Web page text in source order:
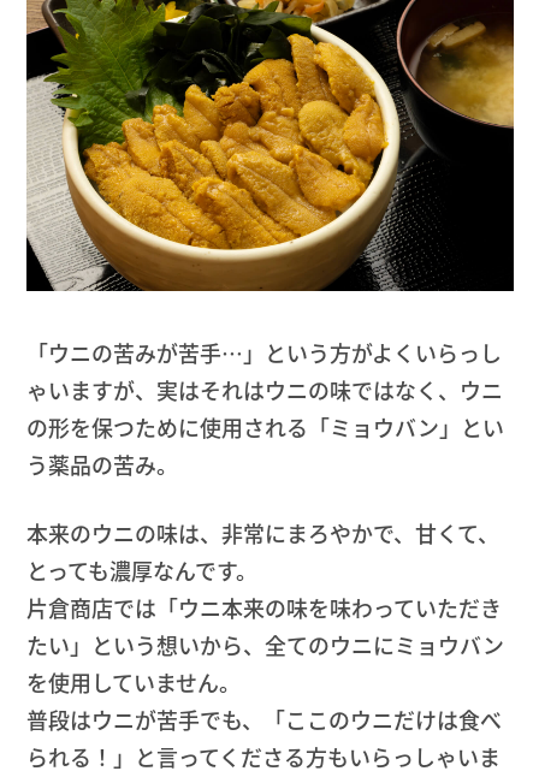
「ウニの苦みが苦手…」という方がよくいらっし
ゃいますが、実はそれはウニの味ではなく、ウニ
の形を保つために使用される「ミョウバン」とい
う薬品の苦み。
本来のウニの味は、非常にまろやかで、甘くて、
とっても濃厚なんです。
片倉商店では「ウニ本来の味を味わっていただき
たい」という想いから、全てのウニにミョウバン
を使用していません。
普段はウニが苦手でも、「ここのウニだけは食べ
られる！」と言ってくださる方もいらっしゃいま